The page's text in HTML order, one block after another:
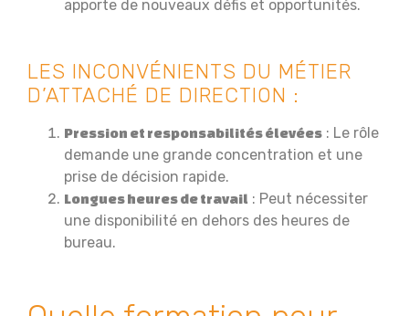
apporte de nouveaux défis et opportunités.
LES INCONVÉNIENTS DU MÉTIER
D’ATTACHÉ DE DIRECTION :
Pression et responsabilités élevées : Le rôle
demande une grande concentration et une
prise de décision rapide.
Longues heures de travail : Peut nécessiter
une disponibilité en dehors des heures de
bureau.